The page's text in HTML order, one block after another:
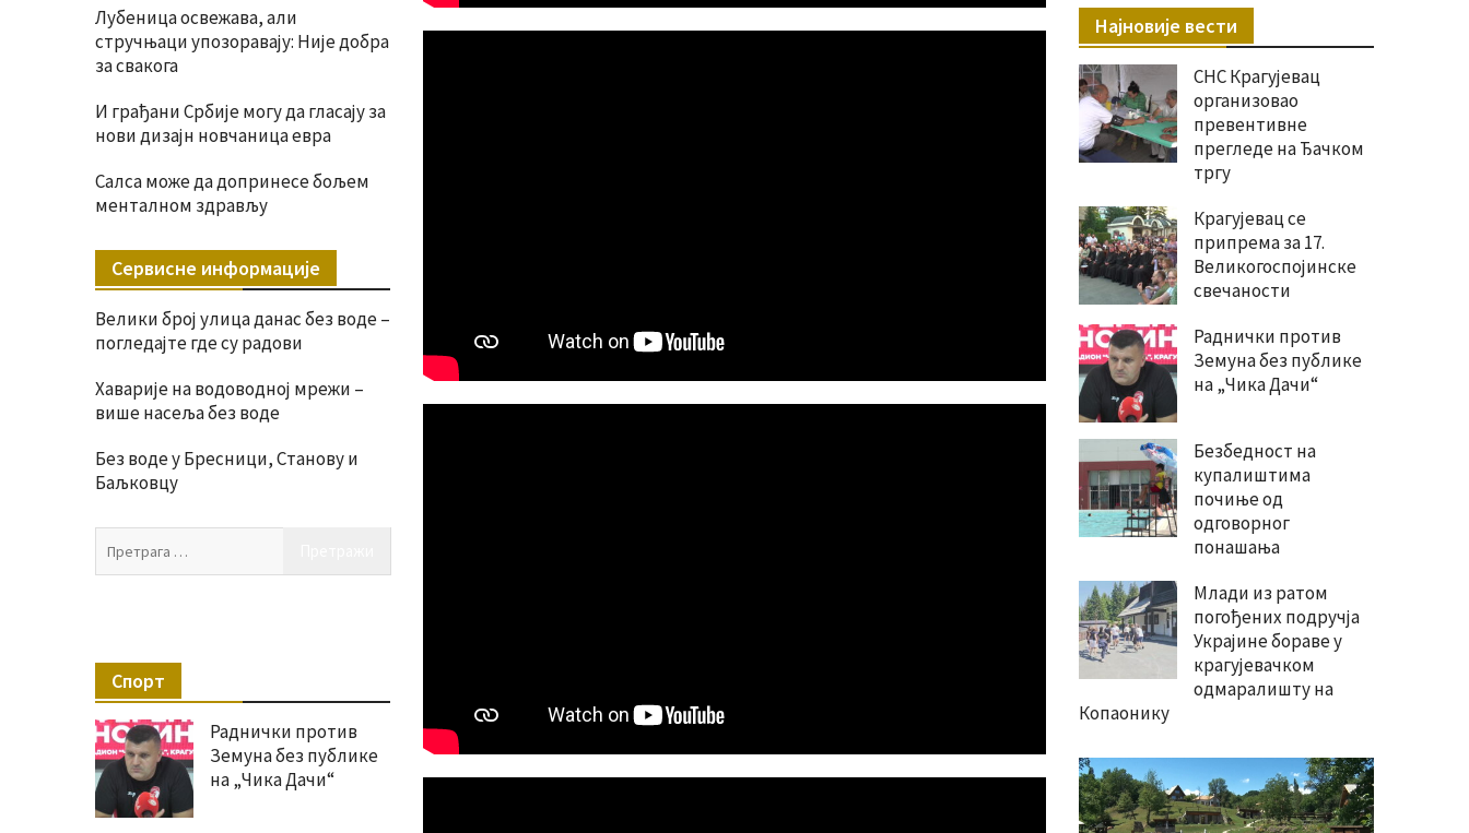
Најновије вести
СНС Крагујевац
организовао
превентивне
прегледе на Ђачком
тргу
Крагујевац се
припрема за 17.
Великогоспојинске
свечаности
Раднички против
Земуна без публике
на „Чика Дачи“
Безбедност на
купалиштима
почиње од
одговорног
понашања
Млади из ратом
погођених подручја
Украјине бораве у
крагујевачком
одмаралишту на
Копаонику
Лубеница освежава, али
стручњаци упозоравају: Није добра
за свакога
И грађани Србије могу да гласају за
нови дизајн новчаница евра
Салса може да допринесе бољем
менталном здрављу
Сервисне информације
Велики број улица данас без воде –
погледајте где су радови
Хаварије на водоводној мрежи –
више насеља без воде
Без воде у Бресници, Станову и
Баљковцу
Спорт
Раднички против
Земуна без публике
на „Чика Дачи“